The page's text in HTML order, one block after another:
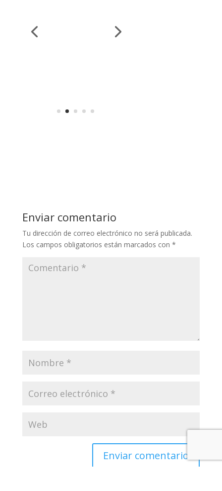
Enviar comentario
Tu dirección de correo electrónico no será publicada.
Los campos obligatorios están marcados con *